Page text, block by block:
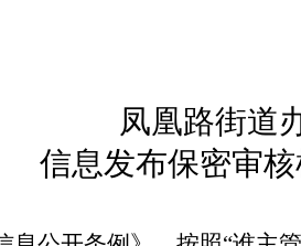
凤凰路街道
信息发布保密审